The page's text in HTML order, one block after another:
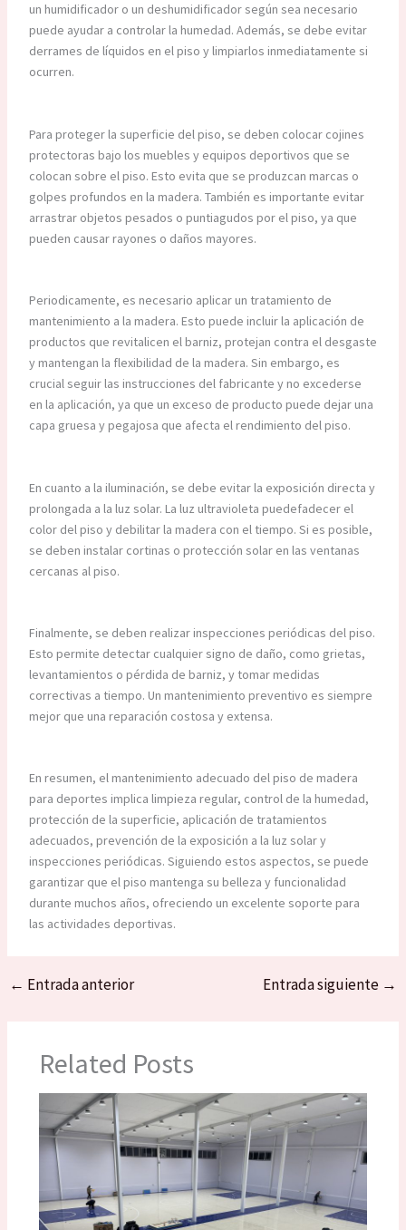
un humidificador o un deshumidificador según sea necesario
puede ayudar a controlar la humedad. Además, se debe evitar
derrames de líquidos en el piso y limpiarlos inmediatamente si
ocurren.
Para proteger la superficie del piso, se deben colocar cojines
protectoras bajo los muebles y equipos deportivos que se
colocan sobre el piso. Esto evita que se produzcan marcas o
golpes profundos en la madera. También es importante evitar
arrastrar objetos pesados o puntiagudos por el piso, ya que
pueden causar rayones o daños mayores.
Periodicamente, es necesario aplicar un tratamiento de
mantenimiento a la madera. Esto puede incluir la aplicación de
productos que revitalicen el barniz, protejan contra el desgaste
y mantengan la flexibilidad de la madera. Sin embargo, es
crucial seguir las instrucciones del fabricante y no excederse
en la aplicación, ya que un exceso de producto puede dejar una
capa gruesa y pegajosa que afecta el rendimiento del piso.
En cuanto a la iluminación, se debe evitar la exposición directa y
prolongada a la luz solar. La luz ultravioleta puedefadecer el
color del piso y debilitar la madera con el tiempo. Si es posible,
se deben instalar cortinas o protección solar en las ventanas
cercanas al piso.
Finalmente, se deben realizar inspecciones periódicas del piso.
Esto permite detectar cualquier signo de daño, como grietas,
levantamientos o pérdida de barniz, y tomar medidas
correctivas a tiempo. Un mantenimiento preventivo es siempre
mejor que una reparación costosa y extensa.
En resumen, el mantenimiento adecuado del piso de madera
para deportes implica limpieza regular, control de la humedad,
protección de la superficie, aplicación de tratamientos
adecuados, prevención de la exposición a la luz solar y
inspecciones periódicas. Siguiendo estos aspectos, se puede
garantizar que el piso mantenga su belleza y funcionalidad
durante muchos años, ofreciendo un excelente soporte para
las actividades deportivas.
← Entrada anterior Entrada siguiente →
Related Posts